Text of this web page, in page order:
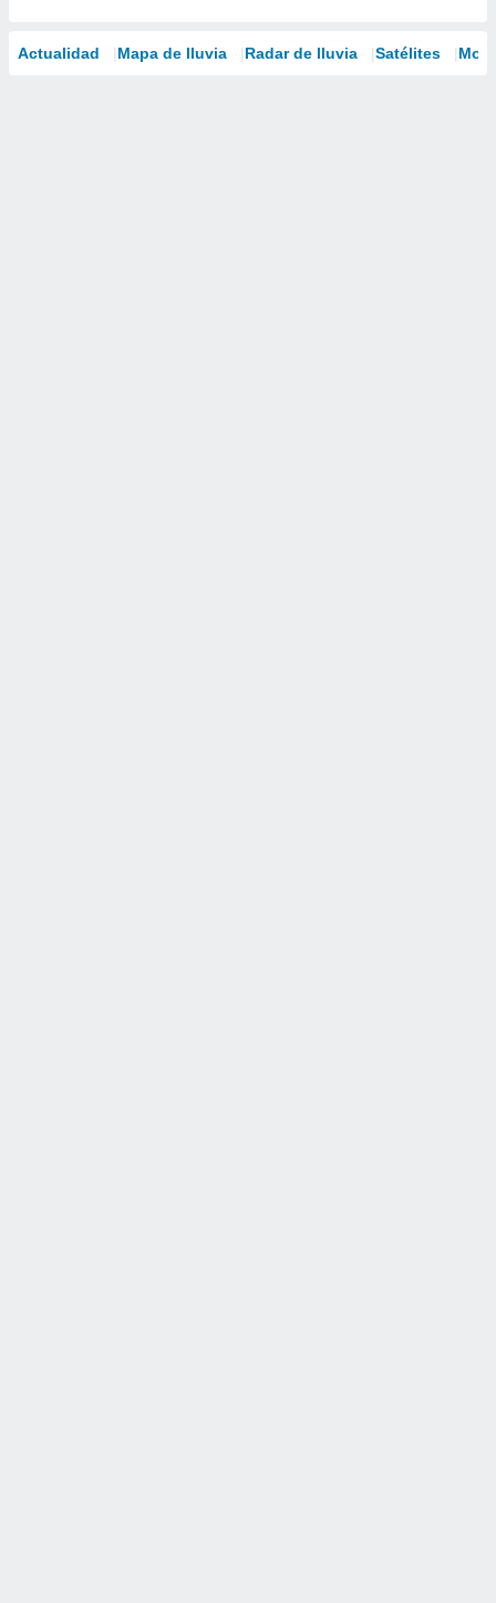
Actualidad Mapa de lluvia Radar de lluvia Satélites